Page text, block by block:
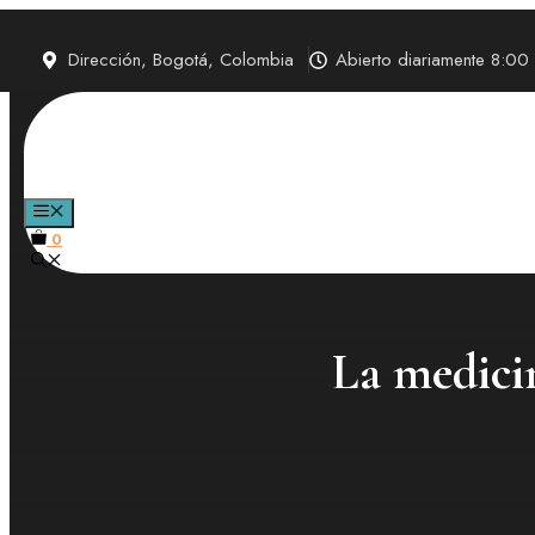
contenido
Dirección, Bogotá, Colombia Abierto diariamente
0
La